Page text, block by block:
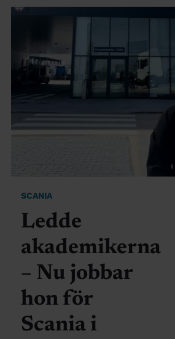
SCANIA
Ledde
akademikerna
– Nu jobbar
hon för
Scania i